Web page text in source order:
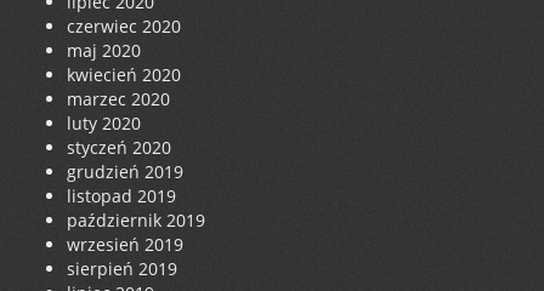
czerwiec 2020
maj 2020
kwiecień 2020
marzec 2020
luty 2020
styczeń 2020
grudzień 2019
listopad 2019
październik 2019
wrzesień 2019
sierpień 2019